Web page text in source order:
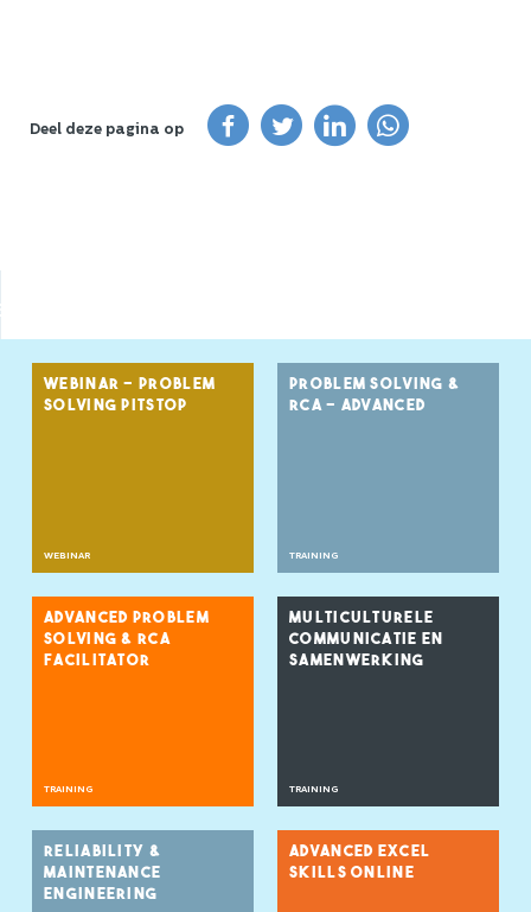
Deel deze pagina op
WEBINAR - PROBLEM
SOLVING PITSTOP
WEBINAR
PROBLEM SOLVING &
RCA - ADVANCED
TRAINING
ADVANCED PROBLEM
SOLVING & RCA
FACILITATOR
TRAINING
MULTICULTURELE
COMMUNICATIE EN
SAMENWERKING
TRAINING
RELIABILITY &
MAINTENANCE
ENGINEERING
ADVANCED EXCEL
SKILLS ONLINE